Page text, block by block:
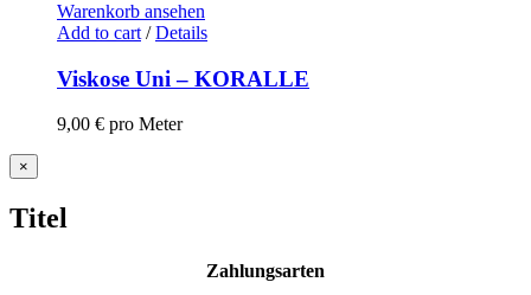
Warenkorb ansehen
Add to cart / Details
Viskose Uni – KORALLE
9,00 € pro Meter
Close
product
view
×
Titel
Zahlungsarten